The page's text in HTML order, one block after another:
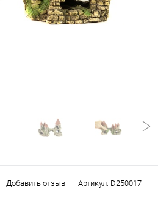
Добавить отзыв Артикул: D250017